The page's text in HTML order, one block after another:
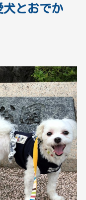
とおでか